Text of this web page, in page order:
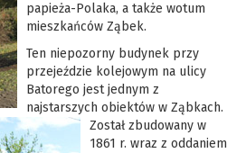
papieża-Polaka, a także wotum
mieszkańców Ząbek.
Ten niepozorny budynek przy
przejeździe kolejowym na ulicy
Batorego jest jednym z
najstarszych obiektów w Ząbkach.
Został zbudowany w
1861 r. wraz z oddaniem